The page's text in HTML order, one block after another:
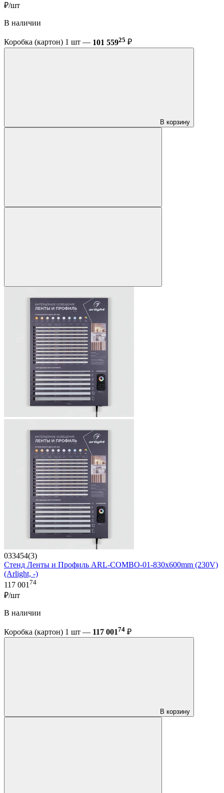
₽/шт
В наличии
Коробка (картон) 1 шт — 101 55925 ₽
В корзину
033454(3)
Стенд Ленты и Профиль ARL-COMBO-01-830х600mm (230V)
(Arlight, -)
117 001 74
₽/шт
В наличии
Коробка (картон) 1 шт — 117 00174 ₽
В корзину